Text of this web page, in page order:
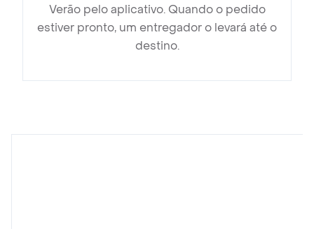
Verão pelo aplicativo. Quando o pedido
estiver pronto, um entregador o levará até o
destino.